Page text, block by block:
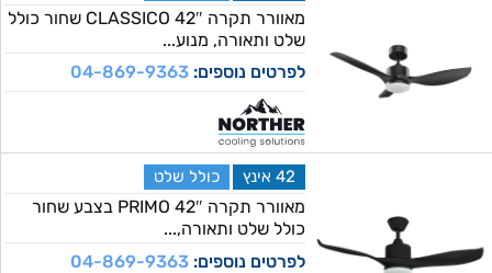
מאוורר תקרה 42″ CLASSICO שחור כולל
שלט ותאורה, מנוע...
לפרטים נוספים:04-869-9363
42 אינץ כולל שלט
מאוורר תקרה 42″ PRIMO בצבע שחור
כולל שלט ותאורה,...
לפרטים נוספים:04-869-9363